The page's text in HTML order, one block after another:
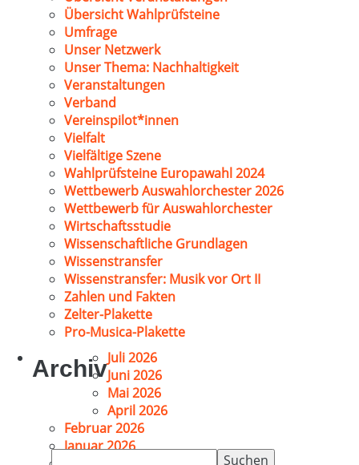
Übersicht Wahlprüfsteine
Umfrage
Unser Netzwerk
Unser Thema: Nachhaltigkeit
Veranstaltungen
Verband
Vereinspilot*innen
Vielfalt
Vielfältige Szene
Wahlprüfsteine Europawahl 2024
Wettbewerb Auswahlorchester 2026
Wettbewerb für Auswahlorchester
Wirtschaftsstudie
Wissenschaftliche Grundlagen
Wissenstransfer
Wissenstransfer: Musik vor Ort II
Zahlen und Fakten
Zelter-Plakette
Pro-Musica-Plakette
ArchivJuli 2026
Juni 2026
Mai 2026
April 2026
Februar 2026
Januar 2026